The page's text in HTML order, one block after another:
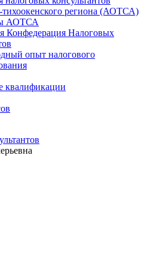
тихоокенского региона (АОТСА)
АОТСА
Конфедерация Налоговых
опыт налогового
квалификации